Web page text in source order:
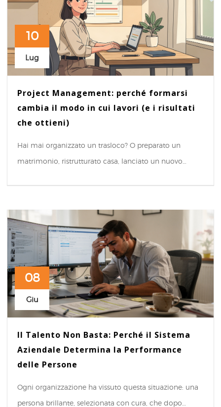
10
Lug
Project Management: perché formarsi
cambia il modo in cui lavori (e i risultati
che ottieni)
Hai mai organizzato un trasloco? O preparato un
matrimonio, ristrutturato casa, lanciato un nuovo…
08
Giu
Il Talento Non Basta: Perché il Sistema
Aziendale Determina la Performance
delle Persone
Ogni organizzazione ha vissuto questa situazione: una
persona brillante, selezionata con cura, che dopo…